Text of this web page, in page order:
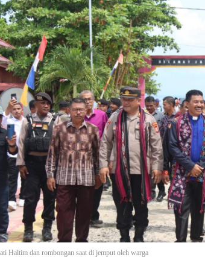
Haltim dan rombongan saat di jemput oleh warga